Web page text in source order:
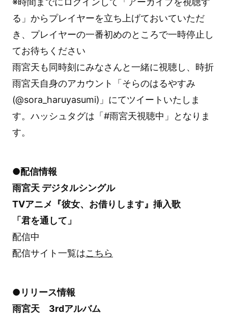
る」からプレイヤーを立ち上げておいていただ
き、プレイヤーの一番初めのところで一時停止し
てお待ちください
雨宮天も同時刻にみなさんと一緒に視聴し、時折
雨宮天自身のアカウント「そらのはるやすみ
(@sora_haruyasumi)」にてツイートいたしま
す。ハッシュタグは「#雨宮天視聴中」となりま
す。
●配信情報
雨宮天 デジタルシングル
TVアニメ『彼女、お借りします』挿入歌
「君を通して」
配信中
配信サイト一覧はこちら
●リリース情報
雨宮天 3rdアルバム